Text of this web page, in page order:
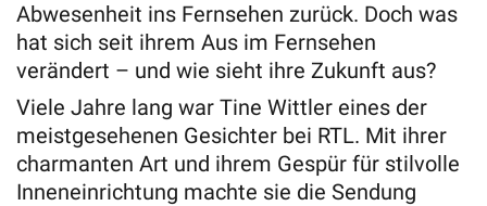
Abwesenheit ins Fernsehen zurück. Doch was
hat sich seit ihrem Aus im Fernsehen
verändert – und wie sieht ihre Zukunft aus?
Viele Jahre lang war Tine Wittler eines der
meistgesehenen Gesichter bei RTL. Mit ihrer
charmanten Art und ihrem Gespür für stilvolle
Inneneinrichtung machte sie die Sendung